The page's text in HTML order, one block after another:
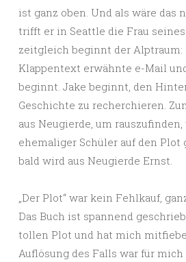
ist ganz oben. Und als wäre das
trifft er in Seattle die Frau seines
zeitgleich beginnt der
Klappentext erwähnte e-Mail
beginnt. Jake beginnt, den
Geschichte zu recherchieren.
aus Neugierde, um
ehemaliger Schüler auf den Plot
bald wird aus Neugierde Ernst.
„Der Plot“ war kein Fehlkauf,
Das Buch ist spannend
tollen Plot und hat mich
Auflösung des Falls war für